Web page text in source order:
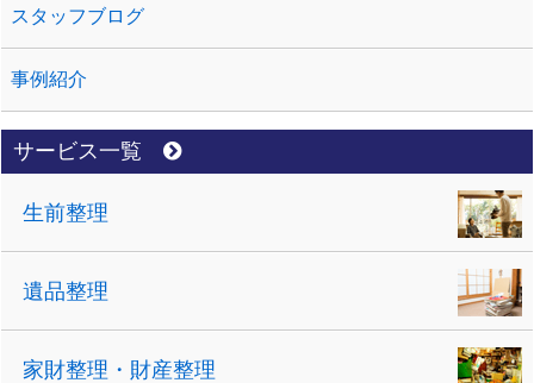
スタッフブログ
事例紹介
サービス一覧
生前整理
遺品整理
家財整理・財産整理